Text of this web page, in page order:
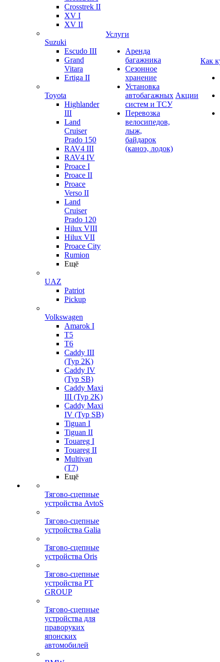
Crosstrek II
XV I
XV II
Suzuki
Escudo III
Grand
Vitara
Ertiga II
Toyota
Highlander
III
Land
Cruiser
Prado 150
RAV4 III
RAV4 IV
Proace I
Proace II
Proace
Verso II
Land
Cruiser
Prado 120
Hilux VIII
Hilux VII
Proace City
Rumion
Ещё
UAZ
Patriot
Pickup
Volkswagen
Amarok I
T5
T6
Caddy III
(Typ 2K)
Caddy IV
(Typ SB)
Caddy Maxi
III (Typ 2K)
Caddy Maxi
IV (Typ SB)
Tiguan I
Tiguan II
Touareg I
Touareg II
Multivan
(T7)
Ещё
Тягово-сцепные
устройства AvtoS
Тягово-сцепные
устройства Galia
Тягово-сцепные
устройства Oris
Тягово-сцепные
устройства PT
GROUP
Тягово-сцепные
устройства для
праворуких
японских
автомобилей
Услуги
Аренда
багажника
Сезонное
хранение
Установка
автобагажных
систем и ТСУ
Перевозка
велосипедов,
лыж,
байдарок
(каноэ, лодок)
Акции
Как